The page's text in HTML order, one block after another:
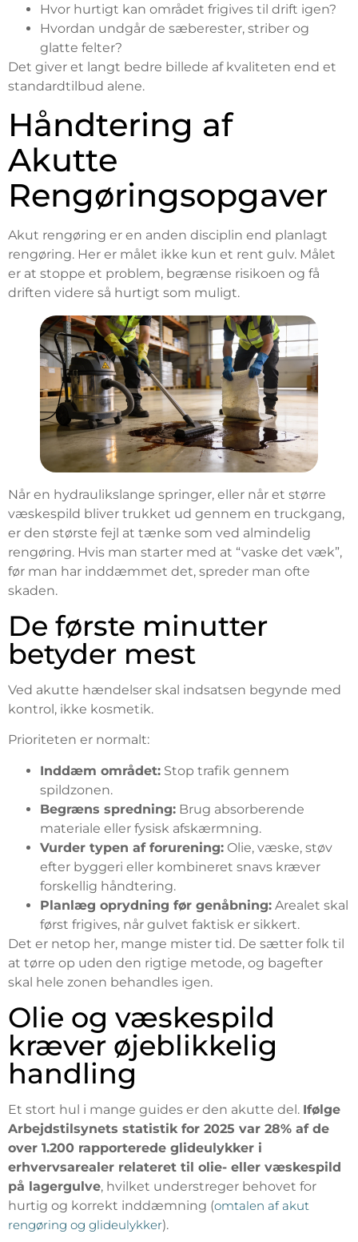
Hvor hurtigt kan området frigives til drift igen?
Hvordan undgår de sæberester, striber og
glatte felter?
Det giver et langt bedre billede af kvaliteten end et
standardtilbud alene.
Håndtering af
Akutte
Rengøringsopgaver
Akut rengøring er en anden disciplin end planlagt
rengøring. Her er målet ikke kun et rent gulv. Målet
er at stoppe et problem, begrænse risikoen og få
driften videre så hurtigt som muligt.
Når en hydraulikslange springer, eller når et større
væskespild bliver trukket ud gennem en truckgang,
er den største fejl at tænke som ved almindelig
rengøring. Hvis man starter med at “vaske det væk”,
før man har inddæmmet det, spreder man ofte
skaden.
De første minutter
betyder mest
Ved akutte hændelser skal indsatsen begynde med
kontrol, ikke kosmetik.
Prioriteten er normalt:
Inddæm området: Stop trafik gennem
spildzonen.
Begræns spredning: Brug absorberende
materiale eller fysisk afskærmning.
Vurder typen af forurening: Olie, væske, støv
efter byggeri eller kombineret snavs kræver
forskellig håndtering.
Planlæg oprydning før genåbning: Arealet skal
først frigives, når gulvet faktisk er sikkert.
Det er netop her, mange mister tid. De sætter folk til
at tørre op uden den rigtige metode, og bagefter
skal hele zonen behandles igen.
Olie og væskespild
kræver øjeblikkelig
handling
Et stort hul i mange guides er den akutte del. Ifølge
Arbejdstilsynets statistik for 2025 var 28% af de
over 1.200 rapporterede glideulykker i
erhvervsarealer relateret til olie- eller væskespild
på lagergulve, hvilket understreger behovet for
hurtig og korrekt inddæmning (omtalen af akut
rengøring og glideulykker).